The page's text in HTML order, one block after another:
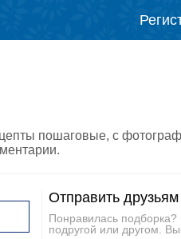
пошаговые, с
Отправить друзьям
Понравилась подборка?
подругой или другом.